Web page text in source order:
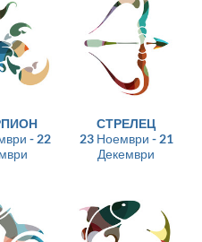
- 22
СТРЕЛЕЦ
23 Ноември - 21
Декември